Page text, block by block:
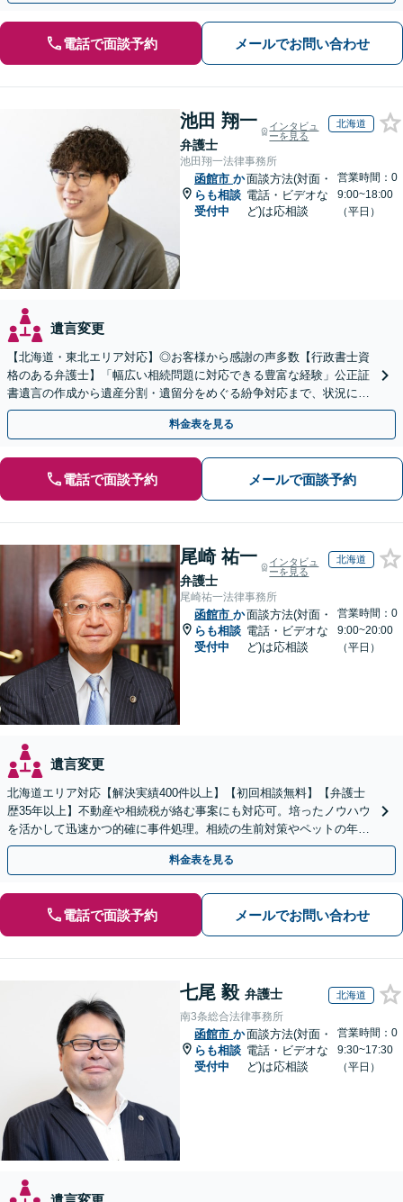
電話で面談予約 メールでお問い合わせ
池田 翔一
弁護士
インタビュ
ーを見る
北海道
池田翔一法律事務所
函館市 か
らも相談
受付中
面談方法(対面・
電話・ビデオな
ど)は応相談
営業時間：0
9:00~18:00
（平日）
遺言変更
【北海道・東北エリア対応】◎お客様から感謝の声多数【行政書士資
格のある弁護士】「幅広い相続問題に対応できる豊富な経験」公正証
書遺言の作成から遺産分割・遺留分をめぐる紛争対応まで、状況に応
じた最適な方法をご提案します【夜間相談可】
料金表を見る
電話で面談予約 メールで面談予約
尾崎 祐一
弁護士
インタビュ
ーを見る
北海道
尾崎祐一法律事務所
函館市 か
らも相談
受付中
面談方法(対面・
電話・ビデオな
ど)は応相談
営業時間：0
9:00~20:00
（平日）
遺言変更
北海道エリア対応【解決実績400件以上】【初回相談無料】【弁護士
歴35年以上】不動産や相続税が絡む事案にも対応可。培ったノウハウ
を活かして迅速かつ的確に事件処理。相続の生前対策やペットの年金
システムもお任せ【完全個室】【自衛隊前駅8分】
料金表を見る
電話で面談予約 メールでお問い合わせ
七尾 毅 弁護士 北海道
南3条総合法律事務所
函館市 か
らも相談
受付中
面談方法(対面・
電話・ビデオな
ど)は応相談
営業時間：0
9:30~17:30
（平日）